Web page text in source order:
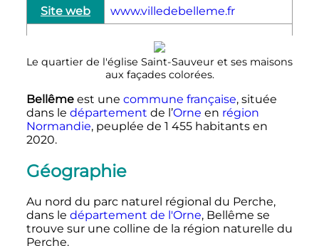
Site web
www.villedebelleme.fr
Le quartier de l'église Saint-Sauveur et ses maisons
aux façades colorées.
Bellêmeest une commune française, située
dans le département de l’Orne en région
Normandie, peuplée de 1 455 habitantsen
2020.
Géographie
Au nord du parc naturel régional du Perche,
dans le département de l'Orne, Bellême se
trouve sur une colline de la région naturelle du
Perche.